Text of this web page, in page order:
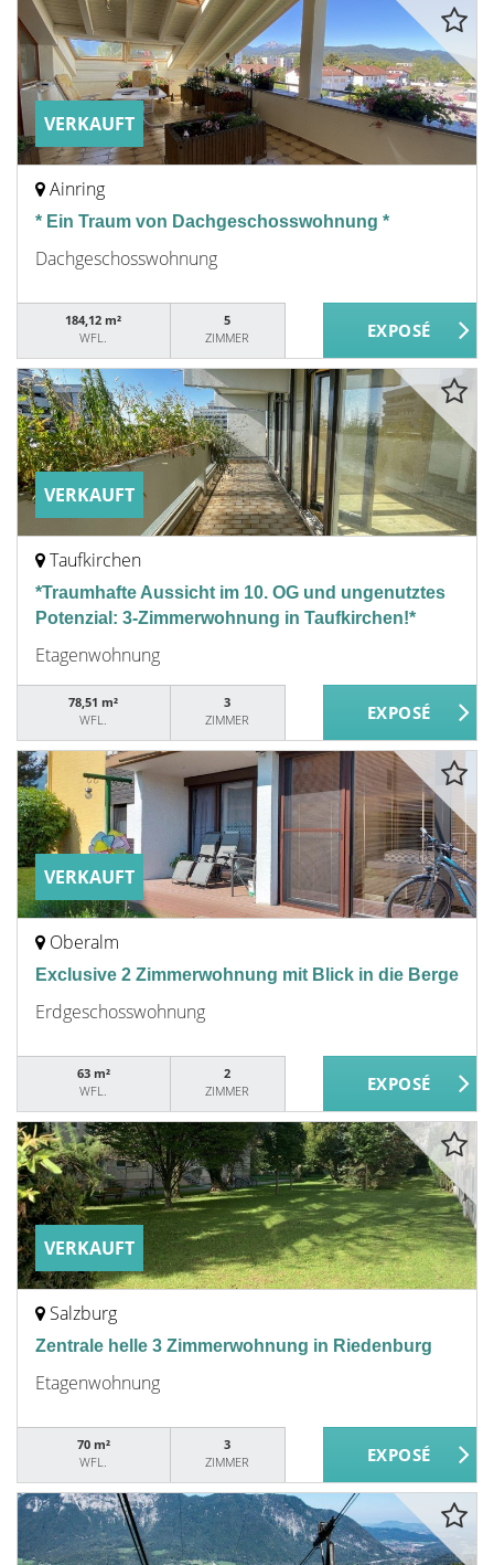
VERKAUFT
Ainring
* Ein Traum von Dachgeschosswohnung *
Dachgeschosswohnung
184,12 m²
WFL.
5
ZIMMER
VERKAUFT
Taufkirchen
*Traumhafte Aussicht im 10. OG und ungenutztes
Potenzial: 3-Zimmerwohnung in Taufkirchen!*
Etagenwohnung
78,51 m²
WFL.
3
ZIMMER
VERKAUFT
Oberalm
Exclusive 2 Zimmerwohnung mit Blick in die Berge
Erdgeschosswohnung
63 m²
WFL.
2
ZIMMER
VERKAUFT
Salzburg
Zentrale helle 3 Zimmerwohnung in Riedenburg
Etagenwohnung
70 m²
WFL.
3
ZIMMER